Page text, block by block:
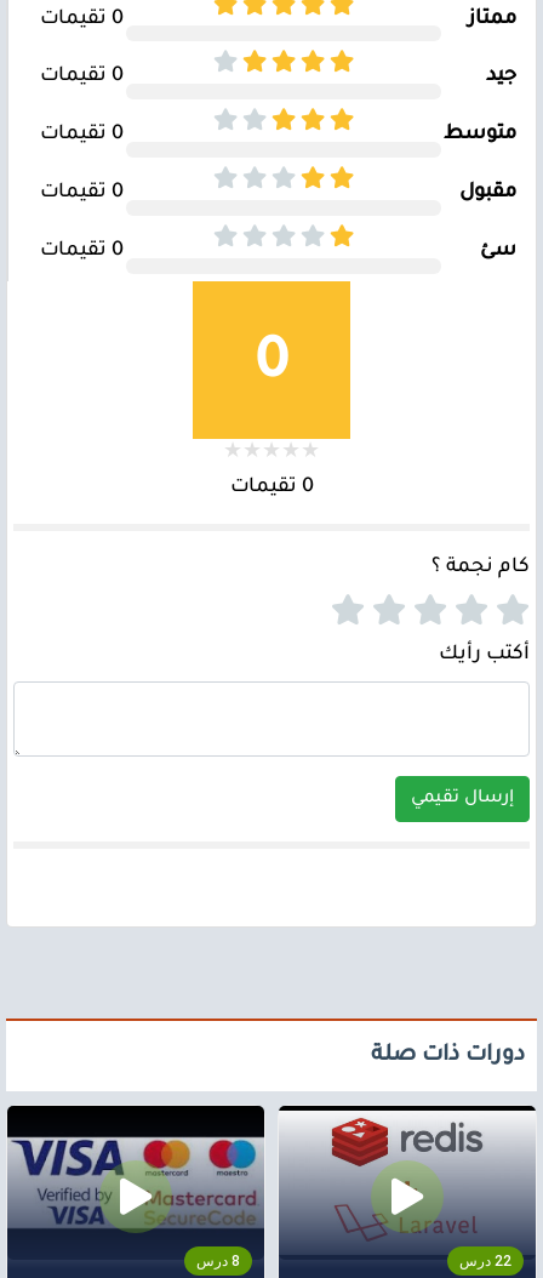
ممتاز 0 تقيمات
جيد 0 تقيمات
متوسط 0 تقيمات
مقبول 0 تقيمات
سئ 0 تقيمات
0
0 تقيمات
كام نجمة ؟
أكتب رأيك
إرسال تقيمي
دورات ذات صلة
22 درس 8 درس